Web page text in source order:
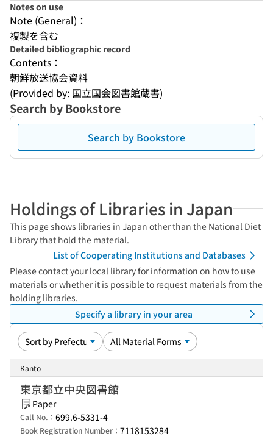
Notes on use
Note (General)：
複製を含む
Detailed bibliographic record
Contents：
朝鮮放送協会資料
(Provided by: 国立国会図書館蔵書)
Search by Bookstore
Search by Bookstore
Holdings of Libraries in Japan
This page shows libraries in Japan other than the National Diet
Library that hold the material.
List of Cooperating Institutions and Databases
Please contact your local library for information on how to use
materials or whether it is possible to request materials from the
holding libraries.
Specify a library in your area
Kanto
東京都立中央図書館
Paper
Call No.： 699.6-5331-4
Book Registration Number： 7118153284